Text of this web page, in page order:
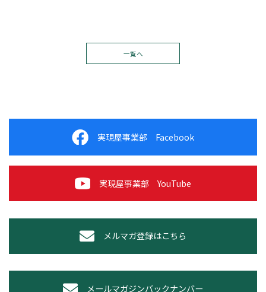
一覧へ
実現屋事業部 Facebook
実現屋事業部 YouTube
メルマガ登録はこちら
メールマガジンバックナンバー